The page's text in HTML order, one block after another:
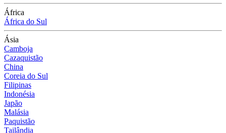
África
África do Sul
Ásia
Camboja
Cazaquistão
China
Coreia do Sul
Filipinas
Indonésia
Japão
Malásia
Paquistão
Tailândia